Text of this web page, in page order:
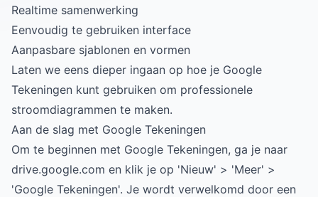
Realtime samenwerking
Eenvoudig te gebruiken interface
Aanpasbare sjablonen en vormen
Laten we eens dieper ingaan op hoe je Google
Tekeningen kunt gebruiken om professionele
stroomdiagrammen te maken.
Aan de slag met Google Tekeningen
Om te beginnen met Google Tekeningen, ga je naar
drive.google.com en klik je op 'Nieuw' > 'Meer' >
'Google Tekeningen'. Je wordt verwelkomd door een